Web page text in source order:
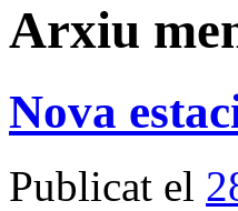
Arxiu
Nova
Publicat el